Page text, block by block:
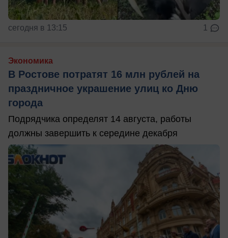
сегодня в 13:15 1
Экономика
В Ростове потратят 16 млн рублей на
праздничное украшение улиц ко Дню
города
Подрядчика определят 14 августа, работы
должны завершить к середине декабря